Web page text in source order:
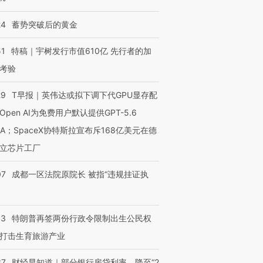
蓄势突破后的黄金
特稿｜宇树发行市值610亿 先行者的加
验
T早报｜英伟达或拟下调下代GPU显存配
AI为免费用户默认提供GPT-5.6
；SpaceX协特斯拉宣布斥168亿美元在德
芯片工厂
成都一区法院原院长 被指“违规挂证执
特朗普再签两份行政令限制出生公民权
击生育旅游产业